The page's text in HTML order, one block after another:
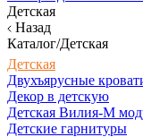
Детская
Назад
Каталог/Детская
Детская
Двухъярусные
Декор в детскую
Детская Вилия-М
Детские гарнитуры